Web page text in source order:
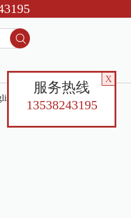
X
服务热线
13538243195